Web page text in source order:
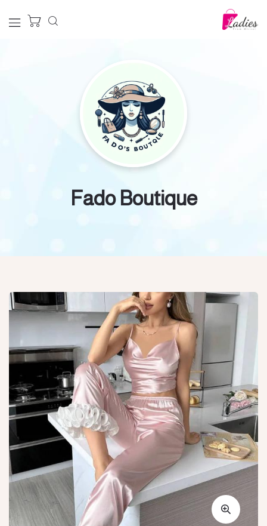
Fado Boutique